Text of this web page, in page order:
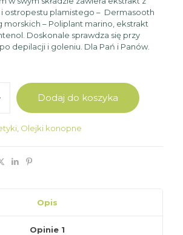
i ostropestu plamistego – Dermasooth
morskich – Poliplant marino, ekstrakt
Doskonale sprawdza się przy
depilacji i goleniu. Dla Pań i Panów.
Dodaj do koszyka
Olejki konopne
Opis
Opinie 1